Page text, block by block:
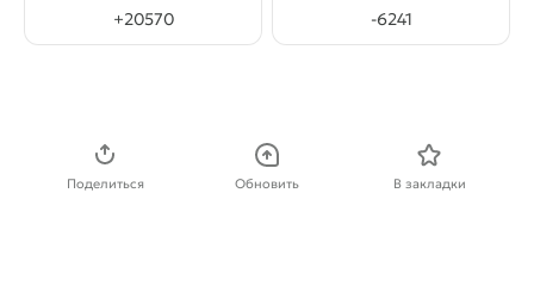
+20570
Нравится -6241
Не нравится
Поделиться Обновить В закладки